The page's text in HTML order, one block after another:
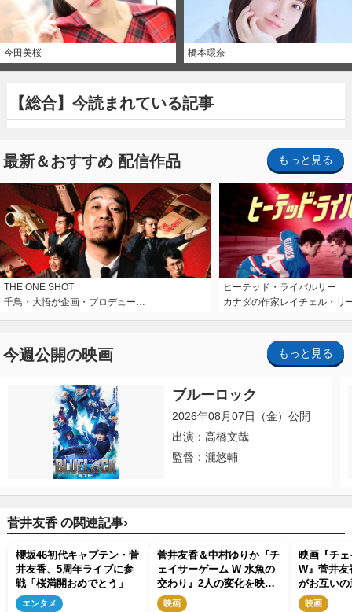
今田美桜 橋本環奈
【総合】今読まれている記事
最新＆おすすめ 配信作品 もっと見る
THE ONE SHOT
千鳥・大悟が企画・プロデュー…
ヒーテッド・ライバルリー
カナダの作家レイチェル・リ
今週公開の映画 もっと見る
ブルーロック
2026年08月07日（金）公開
出演：高橋文哉
監督：瀧悠輔
菅井友香 の関連記事›
櫻坂46初代キャプテン・菅
井友香、5周年ライブに参
戦「桜満開おめでとう」
エンタメ
菅井友香＆中村ゆりか『チ
ェイサーゲーム W 水魚の
交わり』2人の変化を映す
予告映像
映画
映画『チ
W』菅井友
がお互い
す映画